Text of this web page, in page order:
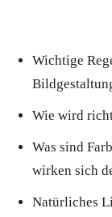
Wichtige
Wie wird
Was sind
wirken sich
Natürliches